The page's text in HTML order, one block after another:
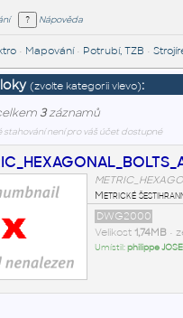
Nápověda
• Mapování• Potrubí, TZB •
(zvolte kategorii vlevo):
3záznamů
stahování není pro váš účet dostupné
Metrické
DWG2000
Velikost 1,74MB•
Umístil:philippe